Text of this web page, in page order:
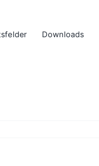
Downloads